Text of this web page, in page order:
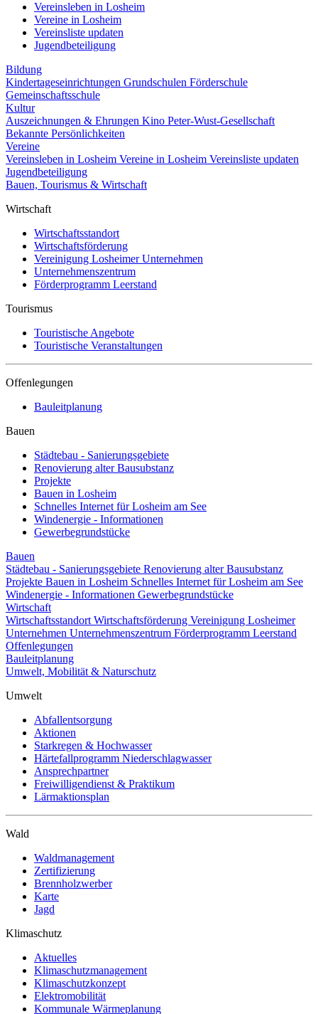
Vereinsleben in Losheim
Vereine in Losheim
Vereinsliste updaten
Jugendbeteiligung
Bildung
Kindertageseinrichtungen Grundschulen Förderschule
Gemeinschaftsschule
Kultur
Auszeichnungen & Ehrungen Kino Peter-Wust-Gesellschaft
Bekannte Persönlichkeiten
Vereine
Vereinsleben in Losheim Vereine in Losheim Vereinsliste updaten
Jugendbeteiligung
Bauen, Tourismus & Wirtschaft
Wirtschaft
Wirtschaftsstandort
Wirtschaftsförderung
Vereinigung Losheimer Unternehmen
Unternehmenszentrum
Förderprogramm Leerstand
Tourismus
Touristische Angebote
Touristische Veranstaltungen
Offenlegungen
Bauleitplanung
Bauen
Städtebau - Sanierungsgebiete
Renovierung alter Bausubstanz
Projekte
Bauen in Losheim
Schnelles Internet für Losheim am See
Windenergie - Informationen
Gewerbegrundstücke
Bauen
Städtebau - Sanierungsgebiete Renovierung alter Bausubstanz
Projekte Bauen in Losheim Schnelles Internet für Losheim am See
Windenergie - Informationen Gewerbegrundstücke
Wirtschaft
Wirtschaftsstandort Wirtschaftsförderung Vereinigung Losheimer
Unternehmen Unternehmenszentrum Förderprogramm Leerstand
Offenlegungen
Bauleitplanung
Umwelt, Mobilität & Naturschutz
Umwelt
Abfallentsorgung
Aktionen
Starkregen & Hochwasser
Härtefallprogramm Niederschlagwasser
Ansprechpartner
Freiwilligendienst & Praktikum
Lärmaktionsplan
Wald
Waldmanagement
Zertifizierung
Brennholzwerber
Karte
Jagd
Klimaschutz
Aktuelles
Klimaschutzmanagement
Klimaschutzkonzept
Elektromobilität
Kommunale Wärmeplanung